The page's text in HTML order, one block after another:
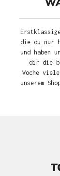
die du nur
und haben
dir die
Woche
unserem